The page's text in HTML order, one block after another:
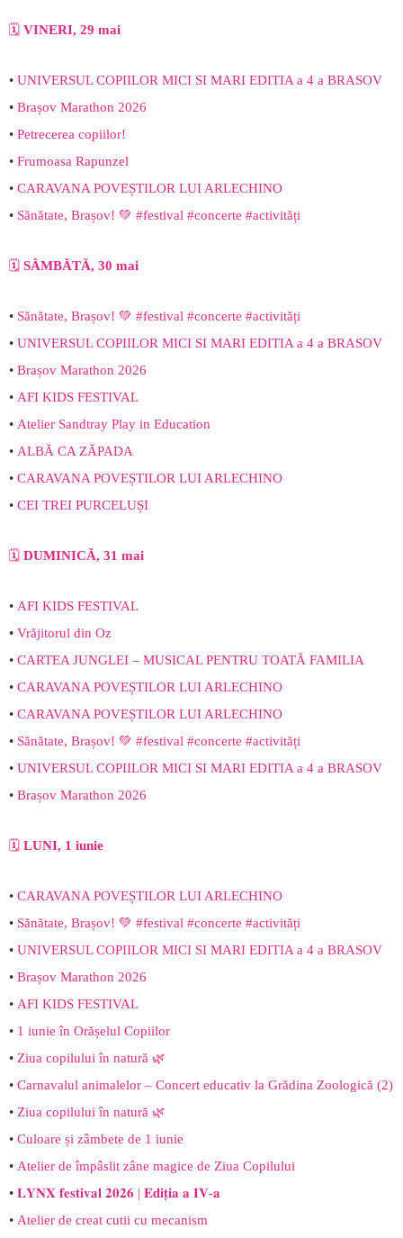
🗓️ VINERI, 29 mai
• UNIVERSUL COPIILOR MICI SI MARI EDITIA a 4 a BRASOV
• Brașov Marathon 2026
• Petrecerea copiilor!
• Frumoasa Rapunzel
• CARAVANA POVEȘTILOR LUI ARLECHINO
• Sănătate, Brașov! 💚 #festival #concerte #activități
🗓️ SÂMBĂTĂ, 30 mai
• Sănătate, Brașov! 💚 #festival #concerte #activități
• UNIVERSUL COPIILOR MICI SI MARI EDITIA a 4 a BRASOV
• Brașov Marathon 2026
• AFI KIDS FESTIVAL
• Atelier Sandtray Play in Education
• ALBĂ CA ZĂPADA
• CARAVANA POVEȘTILOR LUI ARLECHINO
• CEI TREI PURCELUȘI
🗓️ DUMINICĂ, 31 mai
• AFI KIDS FESTIVAL
• Vrăjitorul din Oz
• CARTEA JUNGLEI – MUSICAL PENTRU TOATĂ FAMILIA
• CARAVANA POVEȘTILOR LUI ARLECHINO
• CARAVANA POVEȘTILOR LUI ARLECHINO
• Sănătate, Brașov! 💚 #festival #concerte #activități
• UNIVERSUL COPIILOR MICI SI MARI EDITIA a 4 a BRASOV
• Brașov Marathon 2026
🗓️ LUNI, 1 iunie
• CARAVANA POVEȘTILOR LUI ARLECHINO
• Sănătate, Brașov! 💚 #festival #concerte #activități
• UNIVERSUL COPIILOR MICI SI MARI EDITIA a 4 a BRASOV
• Brașov Marathon 2026
• AFI KIDS FESTIVAL
• 1 iunie în Orășelul Copiilor
• Ziua copilului în natură 🌿
• Carnavalul animalelor – Concert educativ la Grădina Zoologică (2)
• Ziua copilului în natură 🌿
• Culoare și zâmbete de 1 iunie
• Atelier de împâslit zâne magice de Ziua Copilului
• 𝐋𝐘𝐍𝐗 𝐟𝐞𝐬𝐭𝐢𝐯𝐚𝐥 𝟐𝟎𝟐𝟔 | 𝐄𝐝𝐢𝐭̦𝐢𝐚 𝐚 𝐈𝐕-𝐚
• Atelier de creat cutii cu mecanism